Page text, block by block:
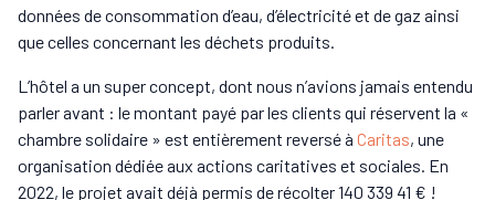
données de consommation d’eau, d’électricité et de gaz ainsi
que celles concernant les déchets produits.
L’hôtel a un super concept, dont nous n’avions jamais entendu
parler avant : le montant payé par les clients qui réservent la «
chambre solidaire » est entièrement reversé à Caritas, une
organisation dédiée aux actions caritatives et sociales. En
2022, le projet avait déjà permis de récolter 140 339 41 € !